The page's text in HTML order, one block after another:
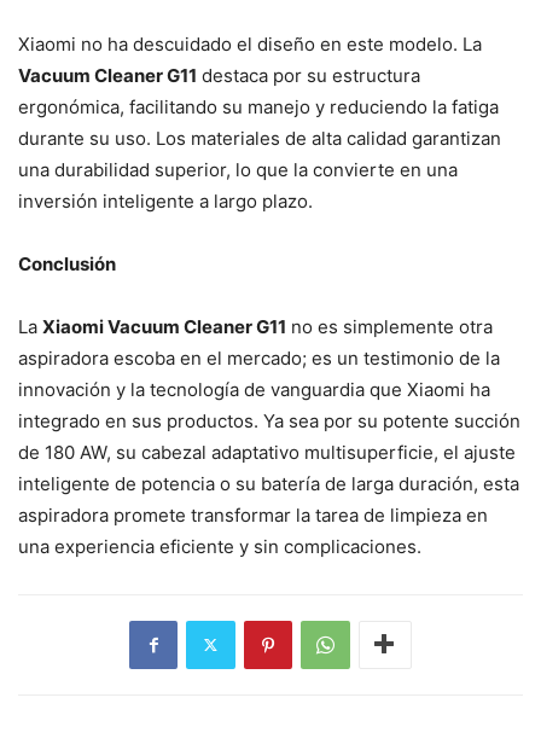
Xiaomi no ha descuidado el diseño en este modelo. La
Vacuum Cleaner G11 destaca por su estructura
ergonómica, facilitando su manejo y reduciendo la fatiga
durante su uso. Los materiales de alta calidad garantizan
una durabilidad superior, lo que la convierte en una
inversión inteligente a largo plazo.
Conclusión
La Xiaomi Vacuum Cleaner G11 no es simplemente otra
aspiradora escoba en el mercado; es un testimonio de la
innovación y la tecnología de vanguardia que Xiaomi ha
integrado en sus productos. Ya sea por su potente succión
de 180 AW, su cabezal adaptativo multisuperficie, el ajuste
inteligente de potencia o su batería de larga duración, esta
aspiradora promete transformar la tarea de limpieza en
una experiencia eficiente y sin complicaciones.